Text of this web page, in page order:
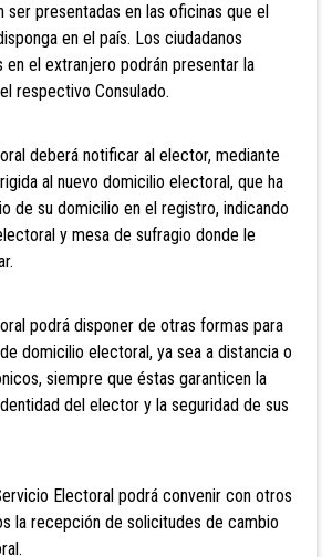
presentadas en las oficinas que el
en el país. Los ciudadanos
en el extranjero podrán presentar la
respectivo Consulado.
deberá notificar al elector, mediante
al nuevo domicilio electoral, que ha
de su domicilio en el registro, indicando
y mesa de sufragio donde le
podrá disponer de otras formas para
domicilio electoral, ya sea a distancia o
siempre que éstas garanticen la
del elector y la seguridad de sus
Electoral podrá convenir con otros
la recepción de solicitudes de cambio